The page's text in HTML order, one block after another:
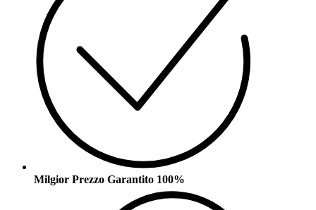
Milgior Prezzo Garantito 100%